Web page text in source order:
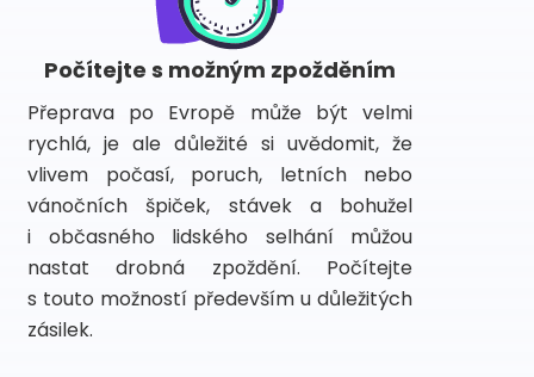
Počítejte s možným zpožděním
Přeprava po Evropě může být velmi
rychlá, je ale důležité si uvědomit, že
vlivem počasí, poruch, letních nebo
vánočních špiček, stávek a bohužel
i občasného lidského selhání můžou
nastat drobná zpoždění. Počítejte
s touto možností především u důležitých
zásilek.